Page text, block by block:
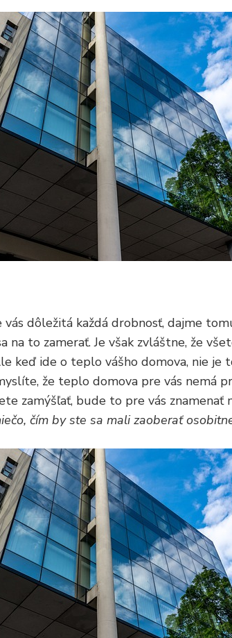
dôležitá každá drobnosť, dajme
na to zamerať. Je však zvláštne, že
keď ide o teplo vášho domova, nie je
že teplo domova pre vás nemá
zamýšľať, bude to pre vás znamenať
čím by ste sa mali zaoberať